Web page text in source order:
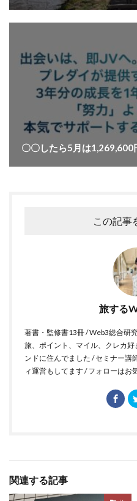
〇〇したら5月は1,269,600
この記事
旅する
著書・監修書13冊 / Web3総合研
旅、ポイント、マイル、クレカ
ンドに住んでました / セミナー講
ィ運営もしてます / フォローはお
関連する記事